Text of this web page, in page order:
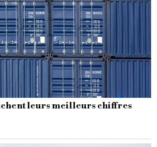
leurs meilleurs chiffres